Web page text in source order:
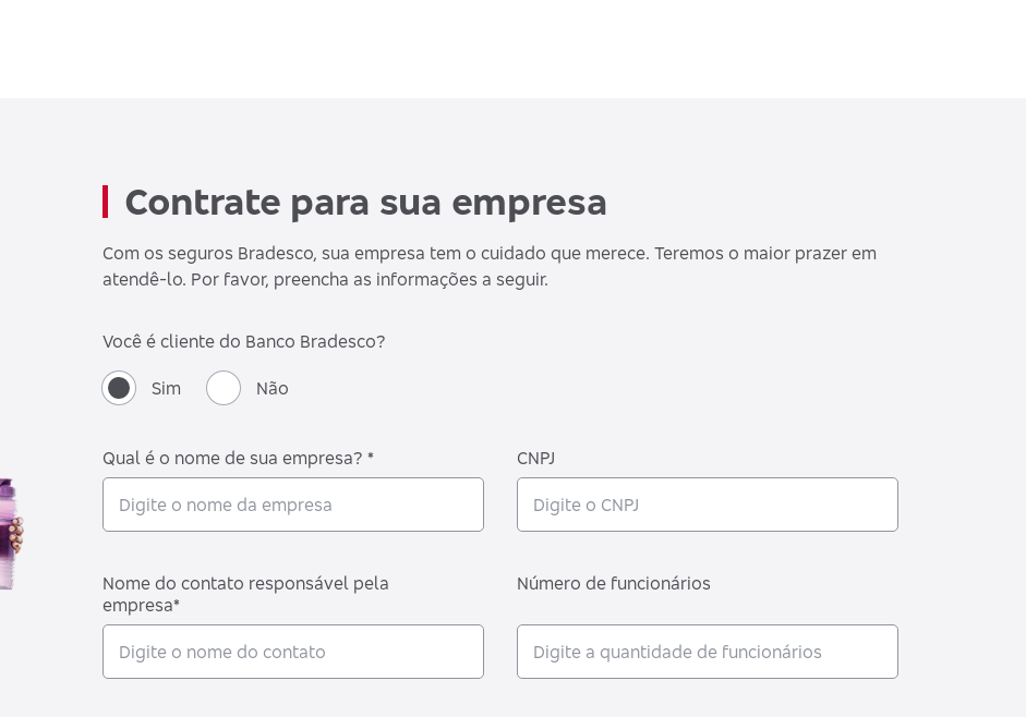
Contrate para sua empresa
Com os seguros Bradesco, sua empresa tem o cuidado que merece. Teremos o maior prazer em
atendê-lo. Por favor, preencha as informações a seguir.
Você é cliente do Banco Bradesco?
Sim Não
Qual é o nome de sua empresa? * CNPJ
Nome do contato responsável pela
empresa*
Número de funcionários